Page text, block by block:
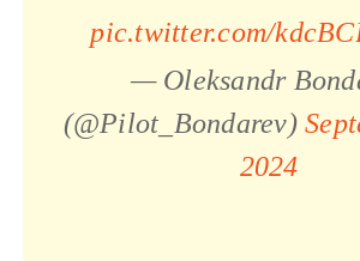
pic.twitter.com/
— Oleksandr
(@Pilot_Bondarev)
2024